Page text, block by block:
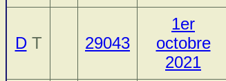
DT 29043
1er
octobre
2021